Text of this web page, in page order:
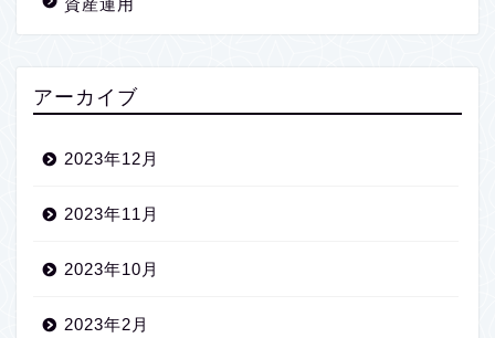
資産運用
アーカイブ
2023年12月
2023年11月
2023年10月
2023年2月